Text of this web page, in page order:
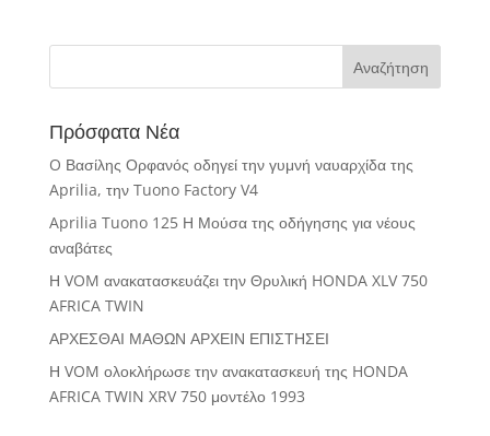
Πρόσφατα Νέα
O Βασίλης Ορφανός οδηγεί την γυμνή ναυαρχίδα της
Aprilia, την Tuono Factory V4
Aprilia Tuono 125 Η Μούσα της οδήγησης για νέους
αναβάτες
Η VOM ανακατασκευάζει την Θρυλική HONDA XLV 750
AFRICA TWIN
ΑΡΧΕΣΘΑΙ ΜΑΘΩΝ ΑΡΧΕΙΝ ΕΠΙΣΤΗΣΕΙ
Η VOM ολοκλήρωσε την ανακατασκευή της HONDA
AFRICA TWIN XRV 750 μοντέλο 1993